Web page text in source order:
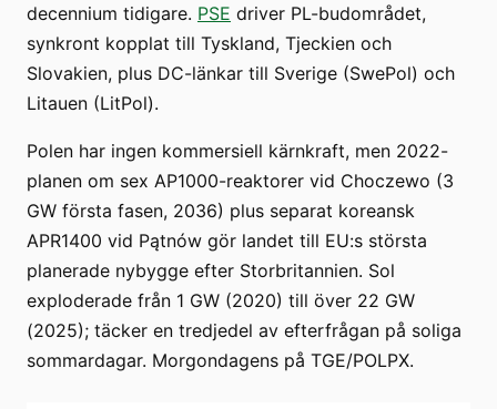
decennium tidigare. PSE driver PL-budområdet,
synkront kopplat till Tyskland, Tjeckien och
Slovakien, plus DC-länkar till Sverige (SwePol) och
Litauen (LitPol).
Polen har ingen kommersiell kärnkraft, men 2022-
planen om sex AP1000-reaktorer vid Choczewo (3
GW första fasen, 2036) plus separat koreansk
APR1400 vid Pątnów gör landet till EU:s största
planerade nybygge efter Storbritannien. Sol
exploderade från 1 GW (2020) till över 22 GW
(2025); täcker en tredjedel av efterfrågan på soliga
sommardagar. Morgondagens på TGE/POLPX.